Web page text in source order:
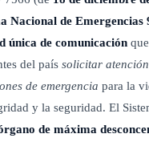
2
personalidad jurídica
Nacional de Emergencias
única de comunicación
del país solicitar
de emergencia para la
y la seguridad. El
de máxima